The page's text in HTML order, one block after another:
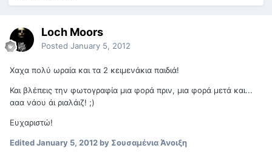
Loch Moors
Posted January 5, 2012
Χαχα πολύ ωραία και τα 2 κειμενάκια παιδιά!
Και βλέπεις την φωτογραφία μια φορά πριν, μια φορά μετά και...
ααα νάου άι ριαλάιζ! ;)
Ευχαριστώ!
EditedJanuary 5, 2012by Σουσαμένια Άνοιξη